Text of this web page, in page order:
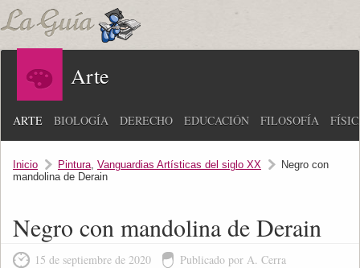
Arte
ARTE BIOLOGÍA DERECHO EDUCACIÓN FILOSOFÍA
Inicio Pintura, Vanguardias Artísticas del siglo XX
Negro con
mandolina de Derain
Negro con mandolina de Derain
15 de septiembre de 2020 Publicado por A. Cerra